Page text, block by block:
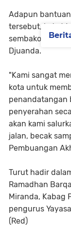
Adapun
tersebut, kata
sembako, pada
Djuanda.
"Kami sangat
kota untuk
penandatangan
penyerahan
akan kami
jalan, becak
Pembuangan
Turut hadir
Ramadhan
Miranda, Kabag
pengurus
(Red)